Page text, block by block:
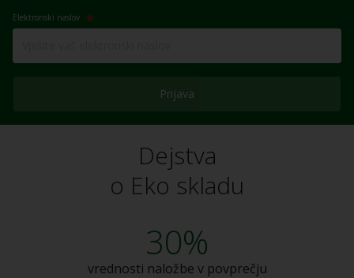
Elektronski naslov
Prijava
Dejstva
o Eko skladu
30%
vrednosti naložbe v povprečju